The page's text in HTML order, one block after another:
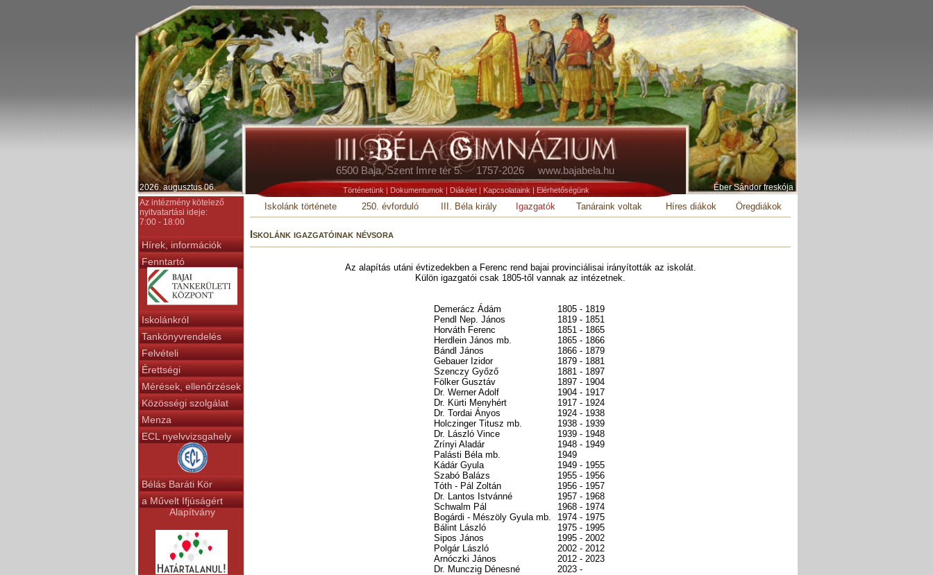
2026. augusztus 06.
6500 Baja, Szent Imre tér 5. 1757-2026 www.bajabela.hu
Éber Sándor freskója
Történetünk | Dokumentumok | Diákélet | Kapcsolataink | Elérhetőségünk
Az intézmény kötelező
nyitvatartási ideje:
7:00 - 18:00
Hírek, információk
Fenntartó
Iskolánkról
Tankönyvrendelés
Felvételi
Érettségi
Mérések, ellenőrzések
Közösségi szolgálat
Menza
ECL nyelvvizsgahely
Bélás Baráti Kör
a Művelt Ifjúságért
Alapítvány
Iskolánk története 250. évforduló III. Béla király Igazgatók Tanáraink voltak Híres diákok Öregdiákok
Iskolánk igazgatóinak névsora
Az alapítás utáni évtizedekben a Ferenc rend bajai provinciálisai irányították az iskolát.
Külön igazgatói csak 1805-től vannak az intézetnek.
Demerácz Ádám
1805 - 1819
Pendl Nep. János
1819 - 1851
Horváth Ferenc
1851 - 1865
Herdlein János mb.
1865 - 1866
Bándl János
1866 - 1879
Gebauer Izidor
1879 - 1881
Szenczy Győző
1881 - 1897
Fölker Gusztáv
1897 - 1904
Dr. Werner Adolf
1904 - 1917
Dr. Kürti Menyhért
1917 - 1924
Dr. Tordai Ányos
1924 - 1938
Holczinger Titusz mb.
1938 - 1939
Dr. László Vince
1939 - 1948
Zrínyi Aladár
1948 - 1949
Palásti Béla mb.
1949
Kádár Gyula
1949 - 1955
Szabó Balázs
1955 - 1956
Tóth - Pál Zoltán
1956 - 1957
Dr. Lantos Istvánné
1957 - 1968
Schwalm Pál
1968 - 1974
Bogárdi - Mészöly Gyula mb.
1974 - 1975
Bálint László
1975 - 1995
Sipos János
1995 - 2002
Polgár László
2002 - 2012
Arnóczki János
2012 - 2023
Dr. Munczig Dénesné
2023 -